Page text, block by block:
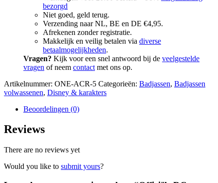
bezorgd
Niet goed, geld terug.
Verzending naar NL, BE en DE €4,95.
Afrekenen zonder registratie.
Makkelijk en veilig betalen via diverse
betaalmogelijkheden.
Vragen? Kijk voor een snel antwoord bij de veelgestelde
vragen of neem contact met ons op.
Artikelnummer: ONE-ACR-5 Categorieën: Badjassen, Badjassen
volwassenen, Disney & karakters
Beoordelingen (0)
Reviews
There are no reviews yet
Would you like to submit yours?